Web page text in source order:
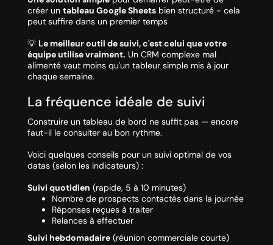
créer un tableau Google Sheetsbien structuré - cela
peut suffire dans un premier temps
💡 Le meilleur outil de suivi, c'est celui que votre
équipe utilise vraiment. Un CRM complexe mal
alimenté vaut moins qu'un tableur simple mis à jour
chaque semaine.
La fréquence idéale de suivi
Construire un tableau de bord ne suffit pas — encore
faut-il le consulter au bon rythme.
Voici quelques conseils pour un suivi optimal de vos
datas (selon les indicateurs) :
Suivi quotidien (rapide, 5 à 10 minutes)
Nombre de prospects contactés dans la journée
Réponses reçues à traiter
Relances à effectuer
Suivi hebdomadaire (réunion commerciale courte)